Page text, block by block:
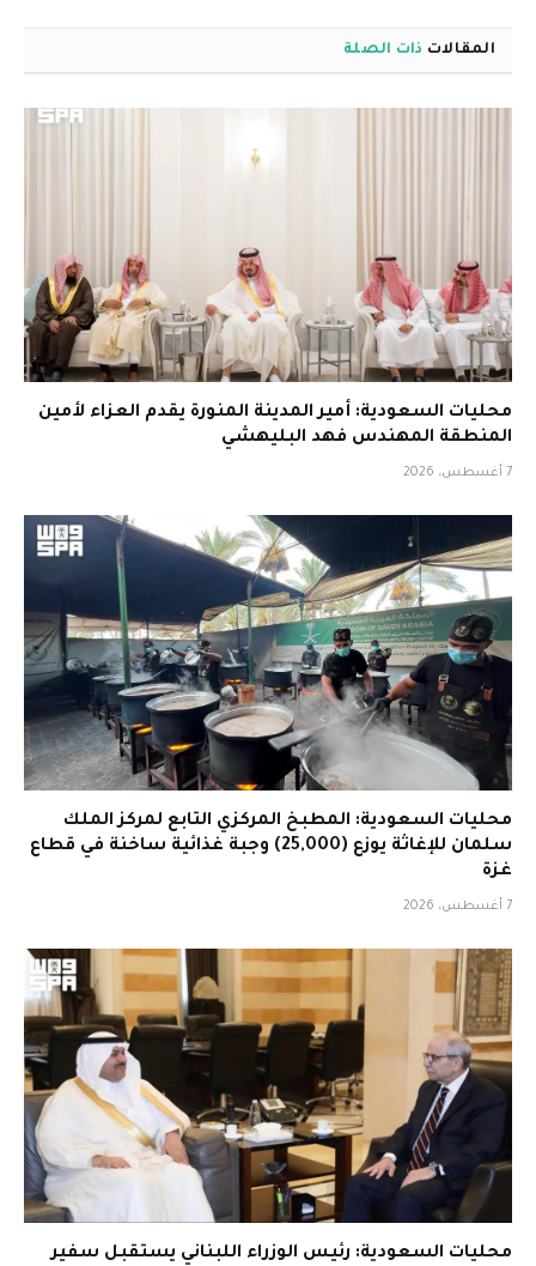
المقالات ذات الصلة
محليات السعودية: أمير المدينة المنورة يقدم العزاء لأمين
المنطقة المهندس فهد البليهشي
7 أغسطس، 2026
محليات السعودية: المطبخ المركزي التابع لمركز الملك
سلمان للإغاثة يوزع (25,000) وجبة غذائية ساخنة في قطاع
غزة
7 أغسطس، 2026
محليات السعودية: رئيس الوزراء اللبناني يستقبل سفير